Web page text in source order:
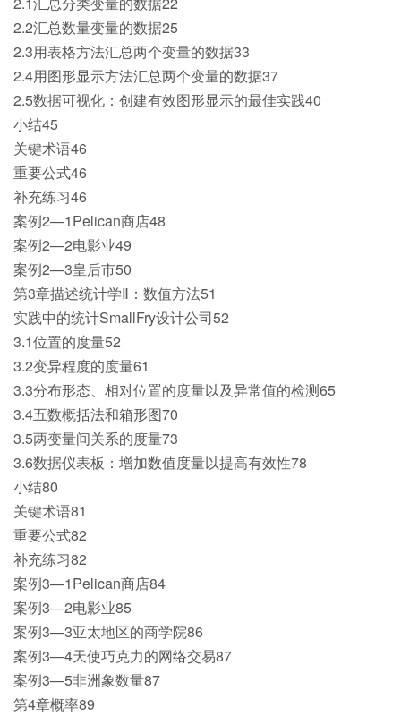
2.2汇总数量变量的数据25
2.3用表格方法汇总两个变量的数据33
2.4用图形显示方法汇总两个变量的数据37
2.5数据可视化：创建有效图形显示的最佳实践40
小结45
关键术语46
重要公式46
补充练习46
案例2—1Pelican商店48
案例2—2电影业49
案例2—3皇后市50
第3章描述统计学Ⅱ：数值方法51
实践中的统计SmallFry设计公司52
3.1位置的度量52
3.2变异程度的度量61
3.3分布形态、相对位置的度量以及异常值的检测65
3.4五数概括法和箱形图70
3.5两变量间关系的度量73
3.6数据仪表板：增加数值度量以提高有效性78
小结80
关键术语81
重要公式82
补充练习82
案例3—1Pelican商店84
案例3—2电影业85
案例3—3亚太地区的商学院86
案例3—4天使巧克力的网络交易87
案例3—5非洲象数量87
第4章概率89